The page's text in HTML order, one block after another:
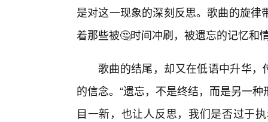
是对这一现象的深刻反思。歌曲的旋
着那些被🤔时间冲刷，被遗忘的记忆和
歌曲的结尾，却又在低语中升华，
的信念。“遗忘，不是终结，而是另一
目一新，也让人反思，我们是否过于